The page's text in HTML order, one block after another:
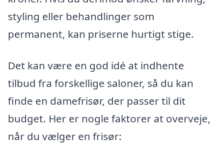
styling eller behandlinger som
permanent, kan priserne hurtigt stige.
Det kan være en god idé at indhente
tilbud fra forskellige saloner, så du kan
finde en damefrisør, der passer til dit
budget. Her er nogle faktorer at overveje,
når du vælger en frisør: